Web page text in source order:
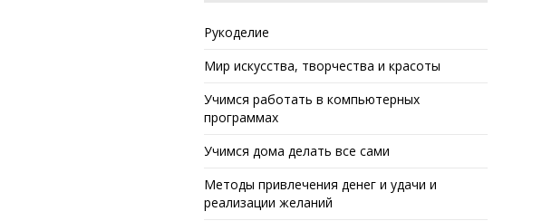
Рукоделие
Мир искусства, творчества и красоты
Учимся работать в компьютерных
программах
Учимся дома делать все сами
Методы привлечения денег и удачи и
реализации желаний